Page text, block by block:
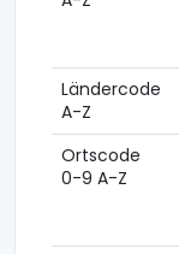
Ländercode
A-Z
Ortscode
0-9 A-Z